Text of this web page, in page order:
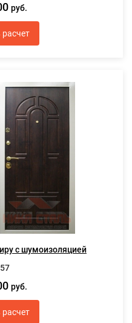
руб.
расчет
с шумоизоляцией
руб.
расчет